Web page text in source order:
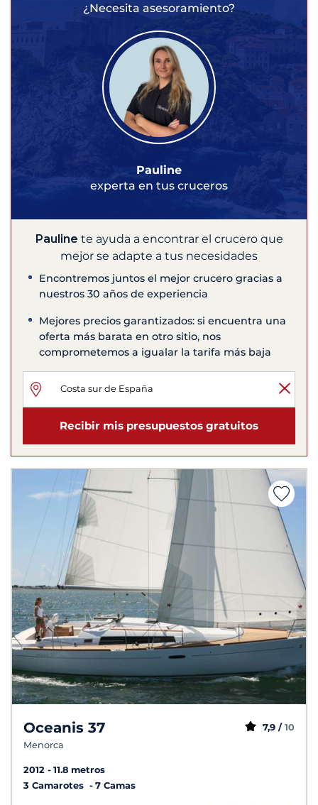
¿Necesita asesoramiento?
Pauline
experta en tus cruceros
Pauline te ayuda a encontrar el crucero que
mejor se adapte a tus necesidades
Encontremos juntos el mejor crucero gracias a
nuestros 30 años de experiencia
Mejores precios garantizados: si encuentra una
oferta más barata en otro sitio, nos
comprometemos a igualar la tarifa más baja
Recibir mis presupuestos gratuitos
Oceanis 37
Menorca
7,9 / 10
2012
11.8 metros
3 Camarotes
7 Camas